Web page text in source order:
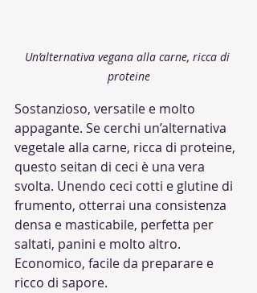
Un’alternativa vegana alla carne, ricca di
proteine
Sostanzioso, versatile e molto
appagante. Se cerchi un’alternativa
vegetale alla carne, ricca di proteine,
questo seitan di ceci è una vera
svolta. Unendo ceci cotti e glutine di
frumento, otterrai una consistenza
densa e masticabile, perfetta per
saltati, panini e molto altro.
Economico, facile da preparare e
ricco di sapore.